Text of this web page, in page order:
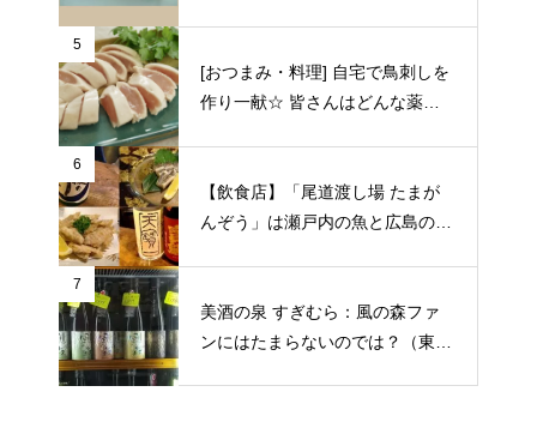
5
[おつまみ・料理] 自宅で鳥刺しを
作り一献☆ 皆さんはどんな薬味
6
【飲食店】「尾道渡し場 たまが
んぞう」は瀬戸内の魚と広島の日
島県尾道市）
7
美酒の泉 すぎむら：風の森ファ
ンにはたまらないのでは？（東京